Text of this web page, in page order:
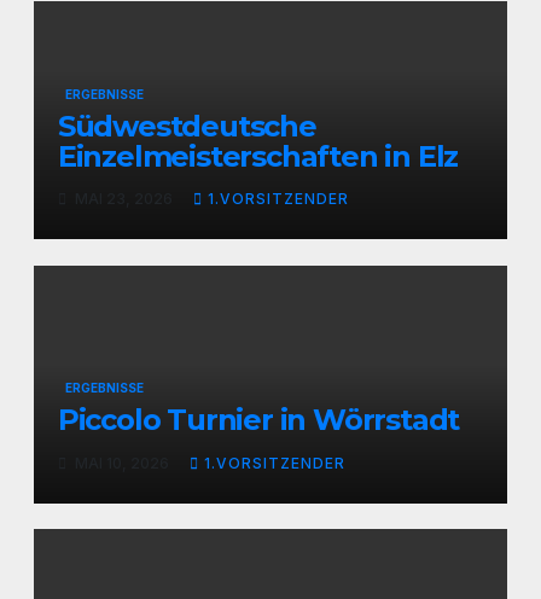
ERGEBNISSE
Südwestdeutsche
Einzelmeisterschaften in Elz
1.VORSITZENDER
ERGEBNISSE
Piccolo Turnier in Wörrstadt
1.VORSITZENDER